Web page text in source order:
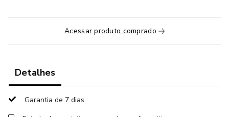
Acessar produto comprado
Detalhes
Garantia de 7 dias